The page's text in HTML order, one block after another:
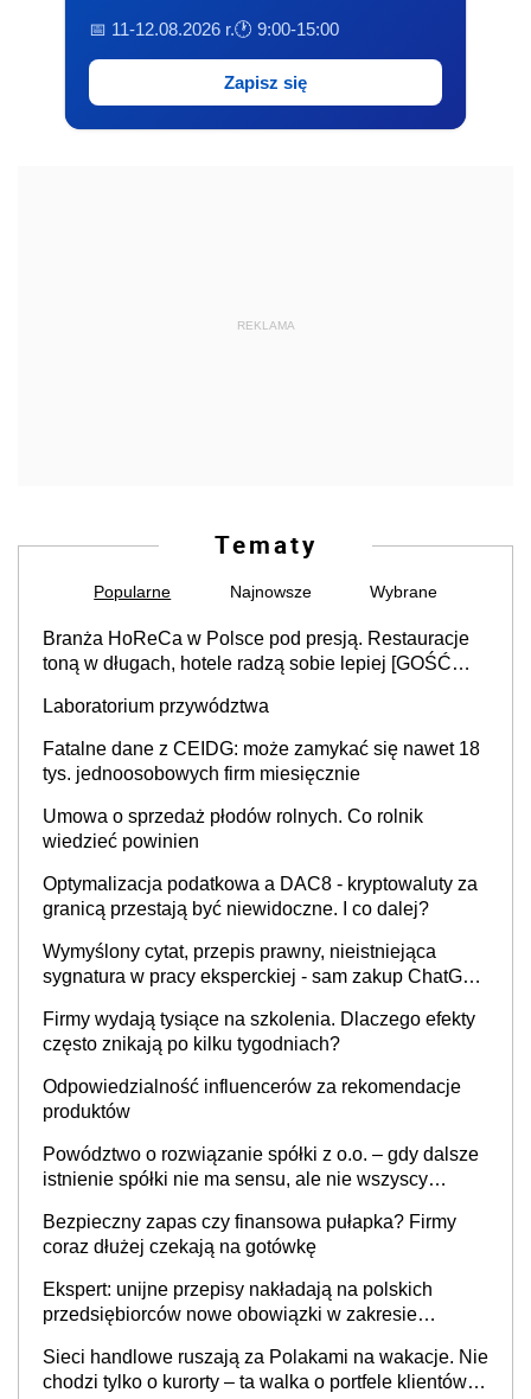
📅 11-12.08.2026 r.🕐 9:00-15:00
Zapisz się
REKLAMA
Tematy
Popularne Najnowsze Wybrane
Branża HoReCa w Polsce pod presją. Restauracje
toną w długach, hotele radzą sobie lepiej [GOŚĆ
Laboratorium przywództwa
Fatalne dane z CEIDG: może zamykać się nawet 18
tys. jednoosobowych firm miesięcznie
Umowa o sprzedaż płodów rolnych. Co rolnik
wiedzieć powinien
Optymalizacja podatkowa a DAC8 - kryptowaluty za
granicą przestają być niewidoczne. I co dalej?
Wymyślony cytat, przepis prawny, nieistniejąca
sygnatura w pracy eksperckiej - sam zakup ChatGPT
Firmy wydają tysiące na szkolenia. Dlaczego efekty
często znikają po kilku tygodniach?
Odpowiedzialność influencerów za rekomendacje
produktów
Powództwo o rozwiązanie spółki z o.o. – gdy dalsze
istnienie spółki nie ma sensu, ale nie wszyscy
Bezpieczny zapas czy finansowa pułapka? Firmy
coraz dłużej czekają na gotówkę
Ekspert: unijne przepisy nakładają na polskich
przedsiębiorców nowe obowiązki w zakresie
Sieci handlowe ruszają za Polakami na wakacje. Nie
chodzi tylko o kurorty – ta walka o portfele klientów